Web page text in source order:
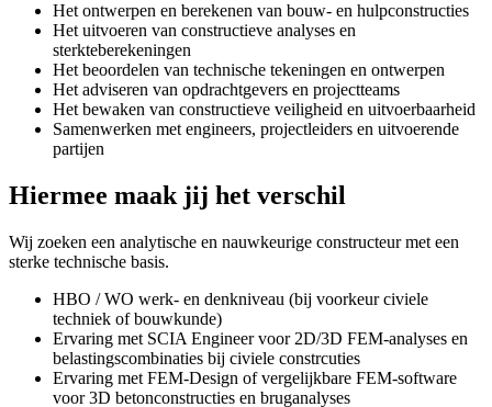
Het ontwerpen en berekenen van bouw- en hulpconstructies
Het uitvoeren van constructieve analyses en
sterkteberekeningen
Het beoordelen van technische tekeningen en ontwerpen
Het adviseren van opdrachtgevers en projectteams
Het bewaken van constructieve veiligheid en uitvoerbaarheid
Samenwerken met engineers, projectleiders en uitvoerende
partijen
Hiermee maak jij het verschil
Wij zoeken een analytische en nauwkeurige constructeur met een
sterke technische basis.
HBO / WO werk- en denkniveau (bij voorkeur civiele
techniek of bouwkunde)
Ervaring met SCIA Engineer voor 2D/3D FEM-analyses en
belastingscombinaties bij civiele constrcuties
Ervaring met FEM-Design of vergelijkbare FEM-software
voor 3D betonconstructies en bruganalyses